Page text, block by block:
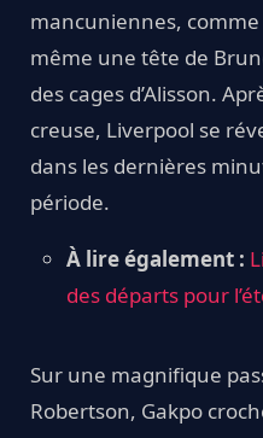
mancuniennes,
même une tête de
des cages d’Alisson.
creuse, Liverpool se
dans les dernières
période.
À lire également :
des départs pour
Sur une magnifique
Robertson, Gakpo